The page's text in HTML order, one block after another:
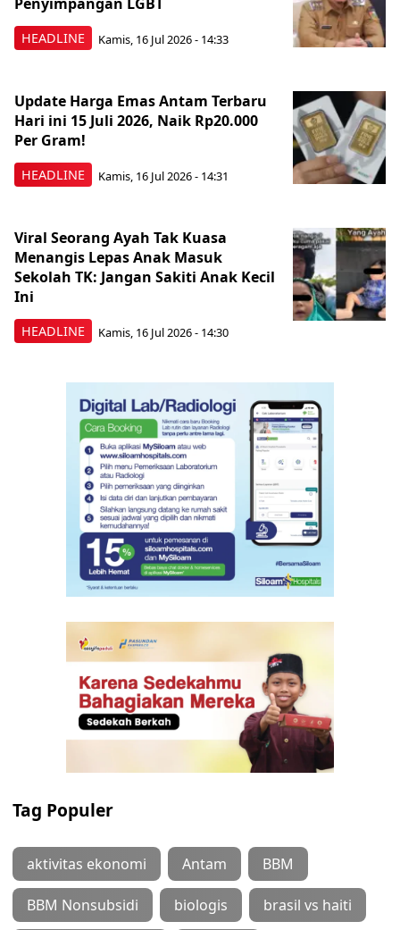
HEADLINE Kamis, 16 Jul 2026 - 14:33
HEADLINE
Update Harga Emas Antam Terbaru
Hari ini 15 Juli 2026, Naik Rp20.000
Per Gram!
Kamis, 16 Jul 2026 - 14:31
HEADLINE
Viral Seorang Ayah Tak Kuasa
Menangis Lepas Anak Masuk
Sekolah TK: Jangan Sakiti Anak Kecil
Ini
Kamis, 16 Jul 2026 - 14:30
Tag Populer
aktivitas ekonomi Antam BBM
BBM Nonsubsidi biologis brasil vs haiti